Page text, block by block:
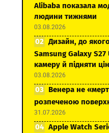
Alibaba показала
людини тижнями
03.08.2026
Дизайн, до
Samsung Galaxy
камеру й підняти
03.08.2026
Венера не
розпеченою
31.07.2026
Apple Watch